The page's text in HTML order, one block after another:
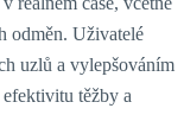
odměn. Uživatelé
uzlů a vylepšováním
těžby a